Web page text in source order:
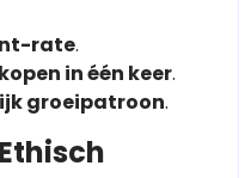
rate.
in één keer.
groeipatroon.